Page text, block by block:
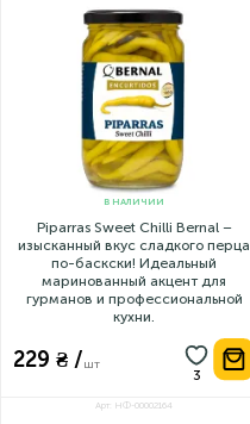
В НАЛИЧИИ
Piparras Sweet Chilli Bernal –
изысканный вкус сладкого перца
по-баскски! Идеальный
маринованный акцент для
гурманов и профессиональной
кухни.
229 ₴ /шт
Арт: НФ-00002164